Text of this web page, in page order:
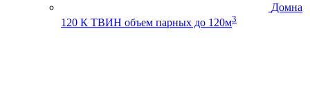
Домна
120 К ТВИН объем парных до 120м3